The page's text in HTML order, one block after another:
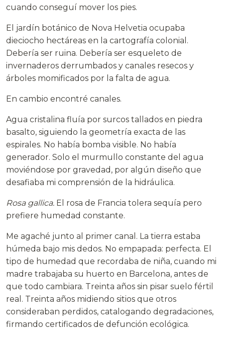
cuando conseguí mover los pies.
El jardín botánico de Nova Helvetia ocupaba
dieciocho hectáreas en la cartografía colonial.
Debería ser ruina. Debería ser esqueleto de
invernaderos derrumbados y canales resecos y
árboles momificados por la falta de agua.
En cambio encontré canales.
Agua cristalina fluía por surcos tallados en piedra
basalto, siguiendo la geometría exacta de las
espirales. No había bomba visible. No había
generador. Solo el murmullo constante del agua
moviéndose por gravedad, por algún diseño que
desafiaba mi comprensión de la hidráulica.
Rosa gallica. El rosa de Francia tolera sequía pero
prefiere humedad constante.
Me agaché junto al primer canal. La tierra estaba
húmeda bajo mis dedos. No empapada: perfecta. El
tipo de humedad que recordaba de niña, cuando mi
madre trabajaba su huerto en Barcelona, antes de
que todo cambiara. Treinta años sin pisar suelo fértil
real. Treinta años midiendo sitios que otros
consideraban perdidos, catalogando degradaciones,
firmando certificados de defunción ecológica.